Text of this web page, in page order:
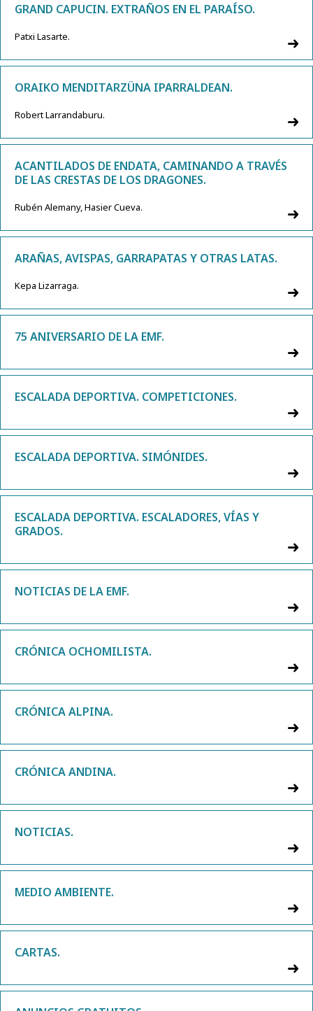
GRAND CAPUCIN. EXTRAÑOS EN EL PARAÍSO.
Patxi Lasarte.
ORAIKO MENDITARZÜNA IPARRALDEAN.
Robert Larrandaburu.
ACANTILADOS DE ENDATA, CAMINANDO A TRAVÉS
DE LAS CRESTAS DE LOS DRAGONES.
Rubén Alemany, Hasier Cueva.
ARAÑAS, AVISPAS, GARRAPATAS Y OTRAS LATAS.
Kepa Lizarraga.
75 ANIVERSARIO DE LA EMF.
ESCALADA DEPORTIVA. COMPETICIONES.
ESCALADA DEPORTIVA. SIMÓNIDES.
ESCALADA DEPORTIVA. ESCALADORES, VÍAS Y
GRADOS.
NOTICIAS DE LA EMF.
CRÓNICA OCHOMILISTA.
CRÓNICA ALPINA.
CRÓNICA ANDINA.
NOTICIAS.
MEDIO AMBIENTE.
CARTAS.